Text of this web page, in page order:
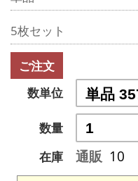
5枚セット
ご注文
数単位
数量
在庫
通販 10